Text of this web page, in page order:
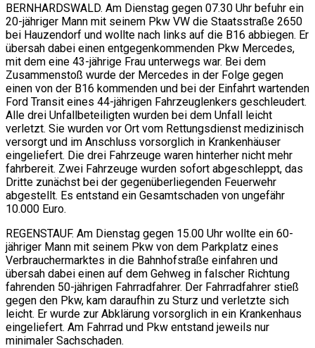
BERNHARDSWALD. Am Dienstag gegen 07.30 Uhr befuhr ein
20-jähriger Mann mit seinem Pkw VW die Staatsstraße 2650
bei Hauzendorf und wollte nach links auf die B16 abbiegen. Er
übersah dabei einen entgegenkommenden Pkw Mercedes,
mit dem eine 43-jährige Frau unterwegs war. Bei dem
Zusammenstoß wurde der Mercedes in der Folge gegen
einen von der B16 kommenden und bei der Einfahrt wartenden
Ford Transit eines 44-jährigen Fahrzeuglenkers geschleudert.
Alle drei Unfallbeteiligten wurden bei dem Unfall leicht
verletzt. Sie wurden vor Ort vom Rettungsdienst medizinisch
versorgt und im Anschluss vorsorglich in Krankenhäuser
eingeliefert. Die drei Fahrzeuge waren hinterher nicht mehr
fahrbereit. Zwei Fahrzeuge wurden sofort abgeschleppt, das
Dritte zunächst bei der gegenüberliegenden Feuerwehr
abgestellt. Es entstand ein Gesamtschaden von ungefähr
10.000 Euro.
REGENSTAUF. Am Dienstag gegen 15.00 Uhr wollte ein 60-
jähriger Mann mit seinem Pkw von dem Parkplatz eines
Verbrauchermarktes in die Bahnhofstraße einfahren und
übersah dabei einen auf dem Gehweg in falscher Richtung
fahrenden 50-jährigen Fahrradfahrer. Der Fahrradfahrer stieß
gegen den Pkw, kam daraufhin zu Sturz und verletzte sich
leicht. Er wurde zur Abklärung vorsorglich in ein Krankenhaus
eingeliefert. Am Fahrrad und Pkw entstand jeweils nur
minimaler Sachschaden.